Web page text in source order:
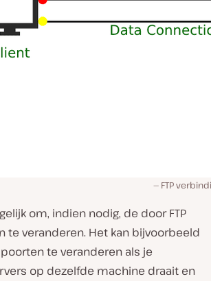
FTP
om, indien nodig, de door FTP
te veranderen. Het kan bijvoorbeeld
te veranderen als je
op dezelfde machine draait en